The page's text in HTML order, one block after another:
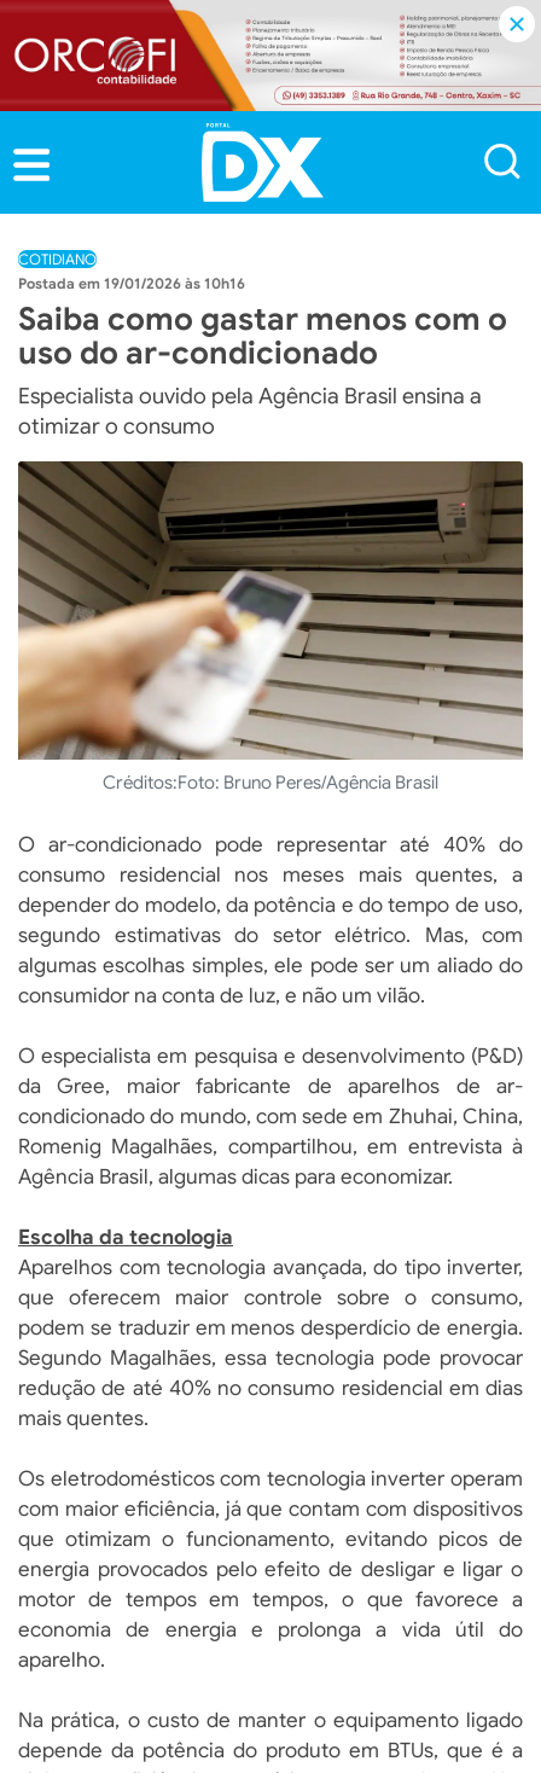
COTIDIANO
19/01/2026 às 10h16
Saiba como gastar menos com o
uso do ar-condicionado
Especialista ouvido pela Agência Brasil ensina a
otimizar o consumo
Créditos:Foto: Bruno Peres/Agência Brasil
O ar-condicionado pode representar até 40% do
consumo residencial nos meses mais quentes, a
depender do modelo, da potência e do tempo de uso,
segundo estimativas do setor elétrico. Mas, com
algumas escolhas simples, ele pode ser um aliado do
consumidor na conta de luz, e não um vilão.
O especialista em pesquisa e desenvolvimento (P&D)
da Gree, maior fabricante de aparelhos de ar-
condicionado do mundo, com sede em Zhuhai, China,
Romenig Magalhães, compartilhou, em entrevista à
Agência Brasil, algumas dicas para economizar.
Escolha da tecnologia
Aparelhos com tecnologia avançada, do tipo inverter,
que oferecem maior controle sobre o consumo,
podem se traduzir em menos desperdício de energia.
Segundo Magalhães, essa tecnologia pode provocar
redução de até 40% no consumo residencial em dias
mais quentes.
Os eletrodomésticos com tecnologia inverter operam
com maior eficiência, já que contam com dispositivos
que otimizam o funcionamento, evitando picos de
energia provocados pelo efeito de desligar e ligar o
motor de tempos em tempos, o que favorece a
economia de energia e prolonga a vida útil do
aparelho.
Na prática, o custo de manter o equipamento ligado
depende da potência do produto em BTUs, que é a